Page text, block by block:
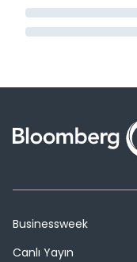
Businessweek
Canlı Yayın